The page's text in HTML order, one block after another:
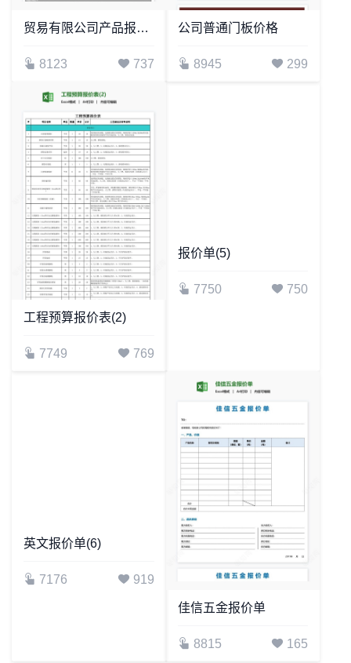
贸易有限公司产品报价单
8123 737
公司普通门板价格
8945 299
工程预算报价表(2)
7749 769
报价单(5)
7750 750
英文报价单(6)
7176 919
佳信五金报价单
8815 165